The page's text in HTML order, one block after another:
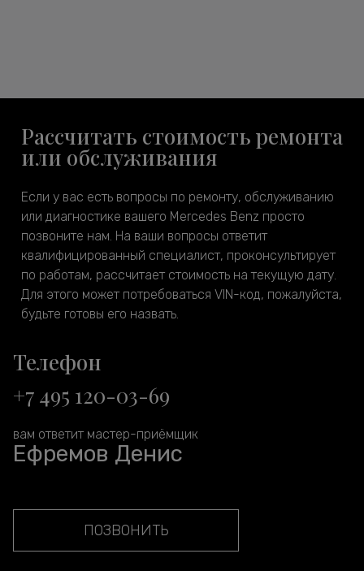
Рассчитать стоимость ремонта
или обслуживания
Если у вас есть вопросы по ремонту, обслуживанию
или диагностике вашего Mercedes Benz просто
позвоните нам. На ваши вопросы ответит
квалифицированный специалист, проконсультирует
по работам, рассчитает стоимость на текущую дату.
Для этого может потребоваться VIN-код, пожалуйста,
будьте готовы его назвать.
Телефон
+7 495 120-03-69
вам ответит мастер-приёмщик
Ефремов Денис
ПОЗВОНИТЬ